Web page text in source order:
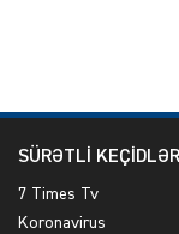
SÜRƏTLİ KEÇİDLƏR
7 Times Tv
Koronavirus